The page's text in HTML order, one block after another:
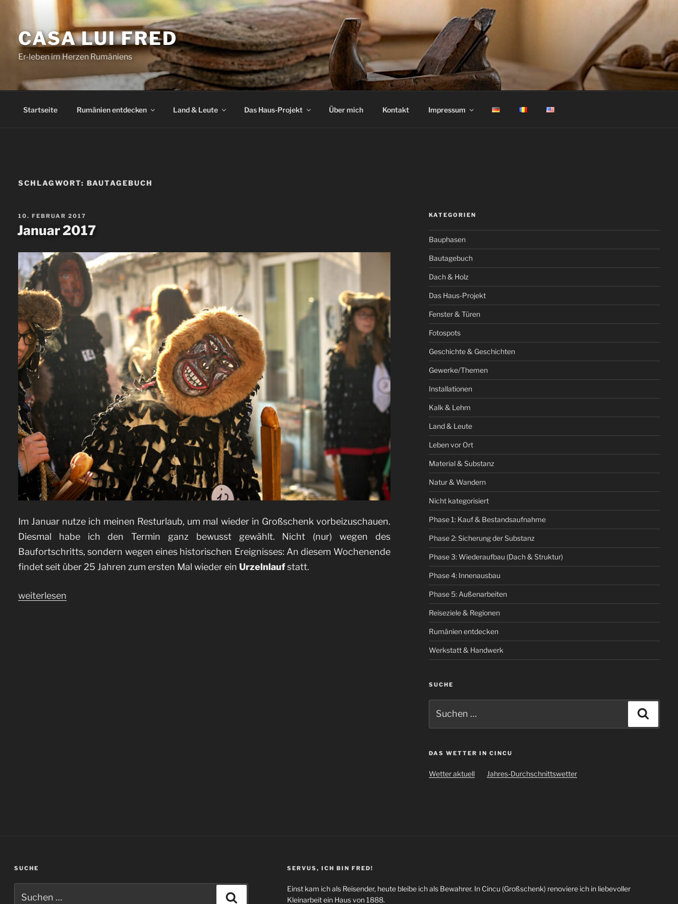
springenCASA LUI FRED
Er-leben im Herzen Rumäniens
Startseite Rumänien entdecken Land & Leute Das Haus-Projekt Über mich Kontakt Impressum
SCHLAGWORT: BAUTAGEBUCH
VERÖFFENTLICHT
AM
10. FEBRUAR 2017
Januar 2017
Im Januar nutze ich meinen Resturlaub, um mal wieder in Großschenk vorbeizuschauen.
Diesmal habe ich den Termin ganz bewusst gewählt. Nicht (nur) wegen des
Baufortschritts, sondern wegen eines historischen Ereignisses: An diesem Wochenende
findet seit über 25 Jahren zum ersten Mal wieder ein Urzelnlaufstatt.
„Januar
weiterlesen
KATEGORIEN
Bauphasen
Bautagebuch
Dach & Holz
Das Haus-Projekt
Fenster & Türen
Fotospots
Geschichte & Geschichten
Gewerke/Themen
Installationen
Kalk & Lehm
Land & Leute
Leben vor Ort
Material & Substanz
Natur & Wandern
Nicht kategorisiert
Phase 1: Kauf & Bestandsaufnahme
Phase 2: Sicherung der Substanz
Phase 3: Wiederaufbau (Dach & Struktur)
Phase 4: Innenausbau
Phase 5: Außenarbeiten
Reiseziele & Regionen
Rumänien entdecken
Werkstatt & Handwerk
SUCHE
nach:
DAS WETTER IN CINCU
Wetter aktuell Jahres-Durchschnittswetter
SUCHE
nach:
SERVUS, ICH BIN FRED!
Einst kam ich als Reisender, heute bleibe ich als Bewahrer. In Cincu (Großschenk) renoviere ich in liebevoller
Kleinarbeit ein Haus von 1888.